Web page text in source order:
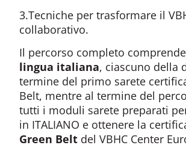
3.Tecniche per trasformare il
collaborativo.
Il percorso completo comprende
lingua italiana, ciascuno della
termine del primo sarete
Belt, mentre al termine del
tutti i moduli sarete preparati
in ITALIANO e ottenere la
Green Belt del VBHC Center